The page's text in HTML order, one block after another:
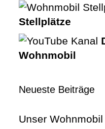
Stellplätze
Wohnmobil
Neueste Beiträge
Unser